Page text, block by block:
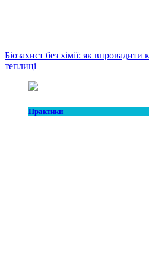
Біозахист без хімії: як
теплиці
Практики